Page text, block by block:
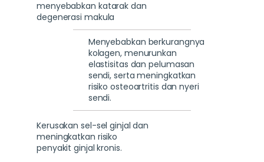
menyebabkan katarak dan
degenerasi makula
Menyebabkan berkurangnya
kolagen, menurunkan
elastisitas dan pelumasan
sendi, serta meningkatkan
risiko osteoartritis dan nyeri
sendi.
Kerusakan sel-sel ginjal dan
meningkatkan risiko
penyakit ginjal kronis.